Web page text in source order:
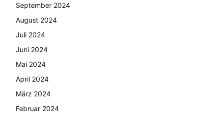
September 2024
August 2024
Juli 2024
Juni 2024
Mai 2024
April 2024
März 2024
Februar 2024